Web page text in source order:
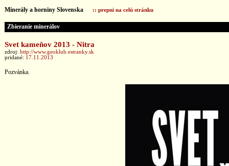
Minerály a horniny Slovenska :: prepni na celú stránku
Zbieranie minerálov
Svet kameňov 2013 - Nitra
zdroj: http://www.geoklub.estranky.sk
pridané: 17.11.2013
Pozvánka.